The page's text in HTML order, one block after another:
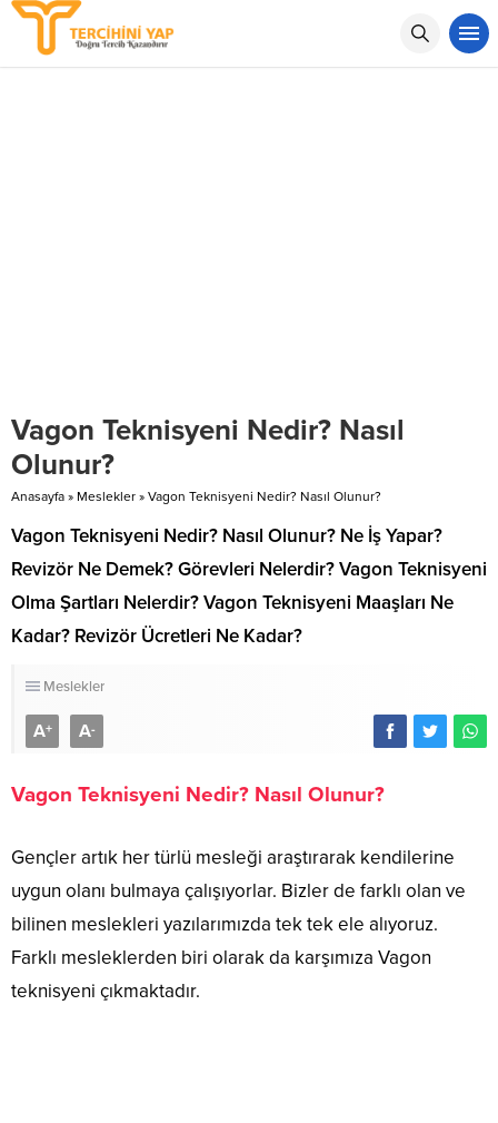
Vagon Teknisyeni Nedir? Nasıl
Olunur?
Anasayfa » Meslekler » Vagon Teknisyeni Nedir? Nasıl Olunur?
Vagon Teknisyeni Nedir? Nasıl Olunur? Ne İş Yapar?
Revizör Ne Demek? Görevleri Nelerdir? Vagon Teknisyeni
Olma Şartları Nelerdir? Vagon Teknisyeni Maaşları Ne
Kadar? Revizör Ücretleri Ne Kadar?
Meslekler
A+ A-
Vagon Teknisyeni Nedir? Nasıl Olunur?
Gençler artık her türlü mesleği araştırarak kendilerine
uygun olanı bulmaya çalışıyorlar. Bizler de farklı olan ve
bilinen meslekleri yazılarımızda tek tek ele alıyoruz.
Farklı mesleklerden biri olarak da karşımıza Vagon
teknisyeni çıkmaktadır.